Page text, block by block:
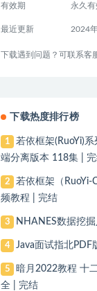
有效期 永久有
最近更新 2024
下载遇到问题？可联系客
下载热度排行榜
1
若依框架(RuoYi)
端分离版本 118集 |
2
若依框架（RuoYi-
频教程 | 完结
3 NHANES数据挖
4 Java面试指北PDF
5
暗月2022教程 十
全 | 完结